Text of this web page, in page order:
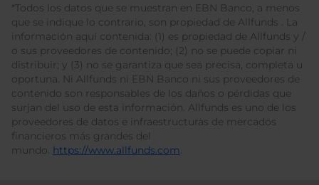
*Todos los datos que se muestran en EBN Banco, a menos
que se indique lo contrario, son propiedad de Allfunds . La
información aquí contenida: (1) es propiedad de Allfunds y /
o sus proveedores de contenido; (2) no se puede copiar ni
distribuir; y (3) no se garantiza que sea precisa, completa u
oportuna. Ni Allfunds ni EBN Banco ni sus proveedores de
contenido son responsables de los daños o pérdidas que
surjan del uso de esta información. Allfunds es uno de los
proveedores de datos e infraestructuras de mercados
financieros más grandes del
mundo. https://www.allfunds.com.